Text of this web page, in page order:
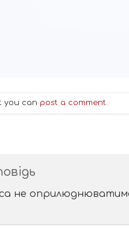
you can post a comment.
не